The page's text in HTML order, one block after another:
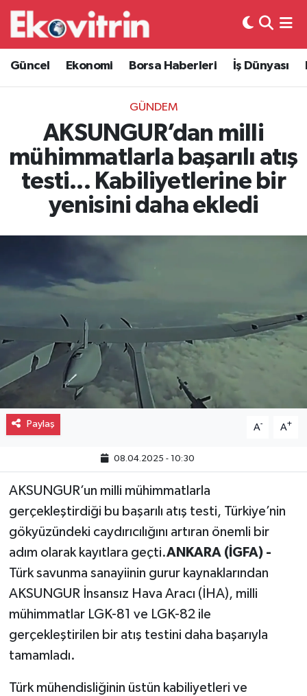
Güncel Ekonomi Borsa Haberleri İş Dünyası
GÜNDEM
AKSUNGUR’dan milli
mühimmatlarla başarılı atış
testi... Kabiliyetlerine bir
yenisini daha ekledi
Paylaş A- A+
08.04.2025 - 10:30
AKSUNGUR’un milli mühimmatlarla
gerçekleştirdiği bu başarılı atış testi, Türkiye’nin
gökyüzündeki caydırıcılığını artıran önemli bir
adım olarak kayıtlara geçti.ANKARA (İGFA) -
Türk savunma sanayiinin gurur kaynaklarından
AKSUNGUR İnsansız Hava Aracı (İHA), milli
mühimmatlar LGK-81 ve LGK-82 ile
gerçekleştirilen bir atış testini daha başarıyla
tamamladı.
Türk mühendisliğinin üstün kabiliyetleri ve
Güncel
Ekonomi
Borsa Haberleri
İş Dünyası
Lojistik
Gayrimenkul
Spor
Eğitim
Hava Durumu
Trafik Durumu
Süper Lig Puan Durumu ve Fikstür
Tüm Manşetler
Son Dakika Haberleri